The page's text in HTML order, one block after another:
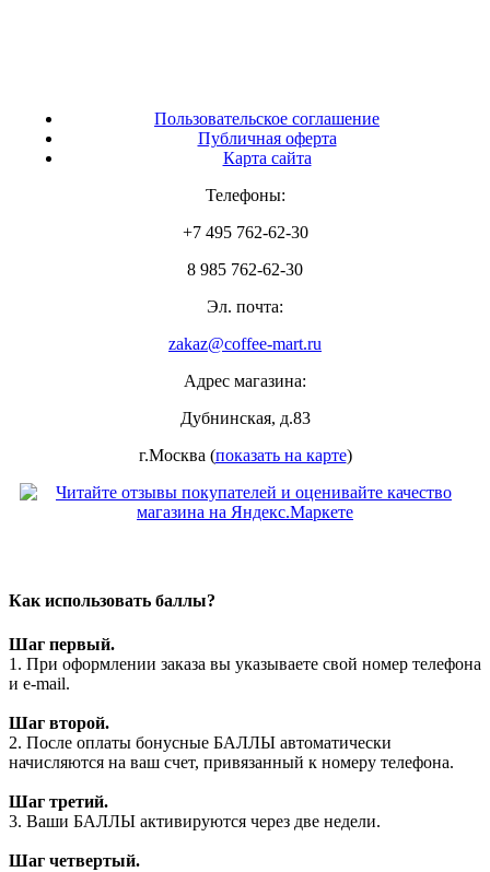
Пользовательское соглашение
Публичная оферта
Карта сайта
Телефоны:
+7 495 762-62-30
8 985 762-62-30
Эл. почта:
zakaz@coffee-mart.ru
Адрес магазина:
Дубнинская, д.83
г.Москва (показать на карте)
Как использовать баллы?
Шаг первый.
1. При оформлении заказа вы указываете свой номер телефона
и e-mail.
Шаг второй.
2. После оплаты бонусные БАЛЛЫ автоматически
начисляются на ваш счет, привязанный к номеру телефона.
Шаг третий.
3. Ваши БАЛЛЫ активируются через две недели.
Шаг четвертый.